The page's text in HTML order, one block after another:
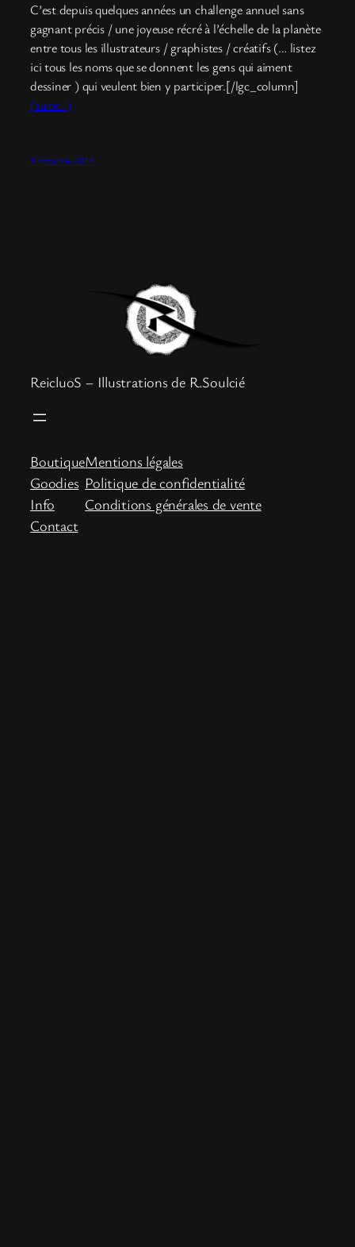
C’est depuis quelques années un challenge annuel sans
gagnant précis / une joyeuse récré à l’échelle de la planète
entre tous les illustrateurs / graphistes / créatifs (… listez
ici tous les noms que se donnent les gens qui aiment
dessiner ) qui veulent bien y participer.[/lgc_column]
(suite…)
1 octobre 2018
ReicluoS – Illustrations de R.Soulcié
Boutique
Goodies
Info
Contact
Mentions légales
Politique de confidentialité
Conditions générales de vente